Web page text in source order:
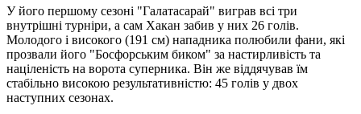
У його першому сезоні "Галатасарай" виграв всі три
внутрішні турніри, а сам Хакан забив у них 26 голів.
Молодого і високого (191 см) нападника полюбили фани, які
прозвали його "Босфорським биком" за настирливість та
націленість на ворота суперника. Він же віддячував їм
стабільно високою результативністю: 45 голів у двох
наступних сезонах.